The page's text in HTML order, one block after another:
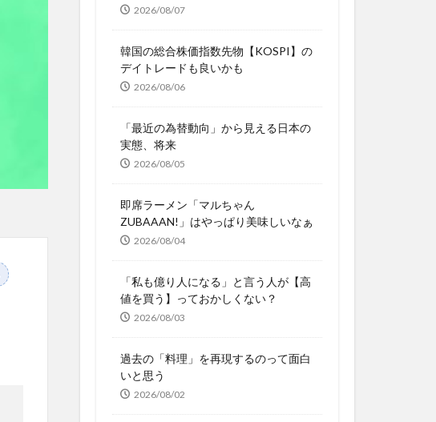
2026/08/07
韓国の総合株価指数先物【KOSPI】の
デイトレードも良いかも
2026/08/06
「最近の為替動向」から見える日本の
実態、将来
2026/08/05
即席ラーメン「マルちゃん
ZUBAAAN!」はやっぱり美味しいなぁ
2026/08/04
「私も億り人になる」と言う人が【高
値を買う】っておかしくない？
2026/08/03
過去の「料理」を再現するのって面白
いと思う
2026/08/02